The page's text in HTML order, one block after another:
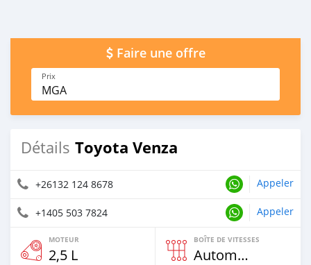
Faire une offre
Prix
MGA
Détails Toyota Venza
+26132 124 8678 Appeler
+1405 503 7824 Appeler
MOTEUR
2,5 L
BOÎTE DE VITESSES
Automatique